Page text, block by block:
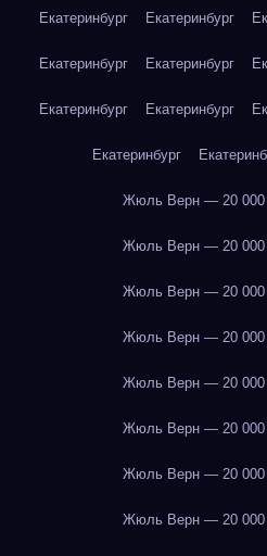
Екатеринбург Екатеринбург
Екатеринбург Екатеринбург
Екатеринбург Екатеринбург
Екатеринбург
Жюль Верн — 20 000
Жюль Верн — 20 000
Жюль Верн — 20 000
Жюль Верн — 20 000
Жюль Верн — 20 000
Жюль Верн — 20 000
Жюль Верн — 20 000
Жюль Верн — 20 000